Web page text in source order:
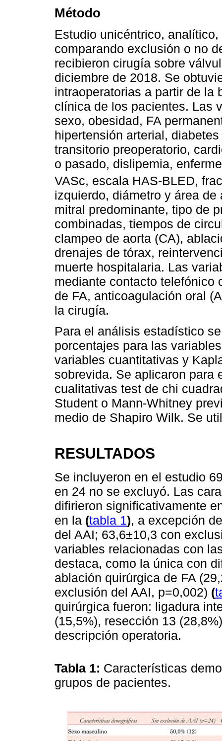
Método
Estudio unicéntrico,
comparando exclusión o no
recibieron cirugía sobre
diciembre de 2018. Se
intraoperatorias a partir de la
clínica de los pacientes. Las
sexo, obesidad, FA
hipertensión arterial,
transitorio preoperatorio,
o pasado, dislipemia,
VASc, escala HAS-BLED,
izquierdo, diámetro y área
mitral predominante, tipo de
combinadas, tiempos de
clampeo de aorta (CA),
drenajes de tórax,
muerte hospitalaria. Las
mediante contacto telefónico
de FA, anticoagulación oral
la cirugía.
Para el análisis estadístico
porcentajes para las
variables cuantitativas y
sobrevida. Se aplicaron para
cualitativas test de chi
Student o Mann-Whitney
medio de Shapiro Wilk. Se
RESULTADOS
Se incluyeron en el estudio
en 24 no se excluyó. Las
difirieron significativamente
en la (tabla 1), a excepción
del AAI; 63,6±10,3 con
variables relacionadas con
destaca, como la única con
ablación quirúrgica de FA
exclusión del AAI, p=0,002) (
quirúrgica fueron: ligadura
(15,5%), resección 13
descripción operatoria.
Tabla 1: Características
grupos de pacientes.